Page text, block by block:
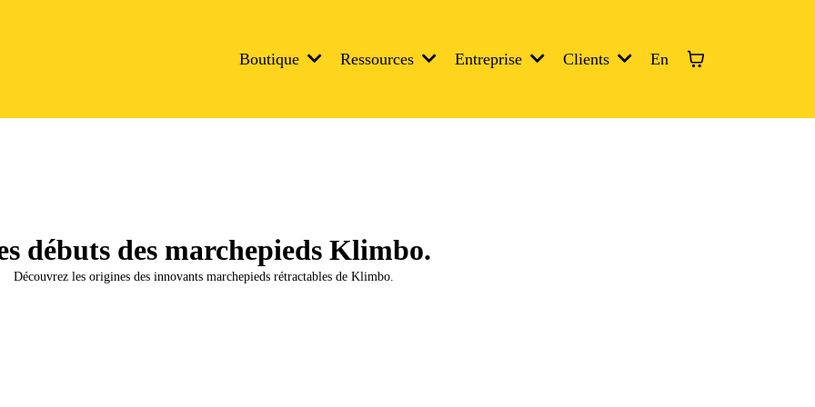
Boutique Ressources Entreprise Clients En
débuts des marchepieds Klimbo.
Découvrez les origines des innovants marchepieds rétractables de Klimbo.